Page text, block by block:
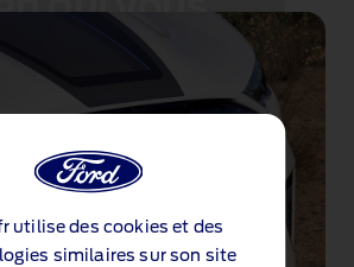
utilise des cookies et des
similaires sur son site
plus loin